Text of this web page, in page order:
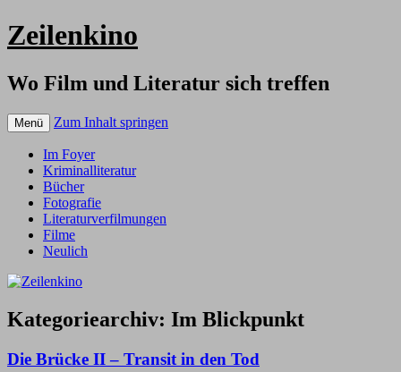
Zeilenkino
Wo Film und Literatur sich treffen
Menü Zum Inhalt springen
Im Foyer
Kriminalliteratur
Bücher
Fotografie
Literaturverfilmungen
Filme
Neulich
Kategoriearchiv: Im Blickpunkt
Die Brücke II – Transit in den Tod